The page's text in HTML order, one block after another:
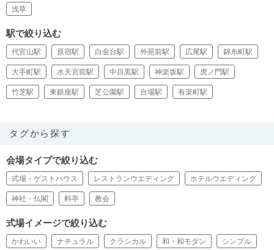
浅草
駅で絞り込む
代官山駅 原宿駅 白金台駅 外苑前駅 広尾駅 錦糸町駅
大手町駅 水天宮前駅 中目黒駅 神楽坂駅 虎ノ門駅
竹芝駅 東銀座駅 芝公園駅 台場駅 有楽町駅
タグから探す
会場タイプで絞り込む
式場・ゲストハウス レストランウエディング ホテルウエディング
神社・仏閣 料亭 教会
式場イメージで絞り込む
かわいい ナチュラル クラシカル 和・和モダン シンプル